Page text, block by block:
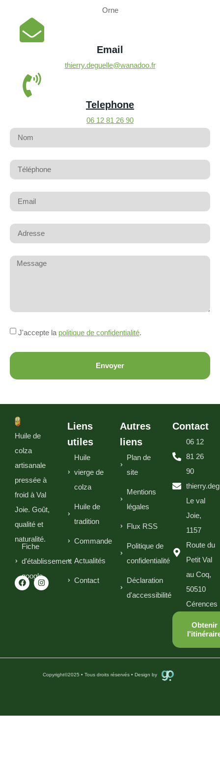
Orne
Email
thierry.deguelle@wanadoo.fr
Telephone
06 12 81 26 90
J'accepte la politique de confidentialité
Envoyer
Huile de
colza
artisanale
pressée à
froid à Val
Joie. Goût,
qualité et
naturalité.
Fiche
d'établissement
google
Liens
utiles
Huile
vierge de
colza
Huile de
tradition
Commande
Actualités
Contact
Autres
liens
Plan de
site
Mentions
légales
Flux RSS
Politique de
confidentialité
Déclaration
d'accessibilité
Contact
06 12
81 26
90
Le val
Joie,
1157
Route du
Petit Val
au Coq,
50510
Cérences
Obtenir
Copyright©2025 • Tous droits réservés • Design by